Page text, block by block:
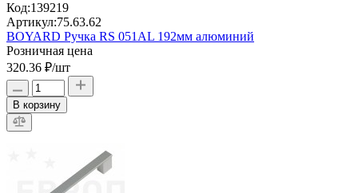
Код:139219
Артикул:75.63.62
BOYARD Ручка RS 051AL 192мм алюминий
Розничная цена
320.36 ₽/шт
В корзину